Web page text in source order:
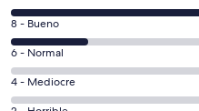
una
ventana
nueva
comentarios
de
un
total
de
2
comentarios
de
un
total
8 - Bueno
0
comentarios
de
6 - Normal
0
comentarios
4 - Mediocre